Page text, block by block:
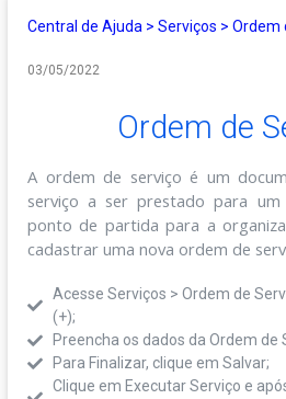
Central de Ajuda > Serviços > Ordem
03/05/2022
Ordem de
A ordem de serviço é um
serviço a ser prestado para
ponto de partida para a
cadastrar uma nova ordem de
Acesse Serviços > Ordem de
(+);
Preencha os dados da Ordem de
Para Finalizar, clique em Salvar;
Clique em Executar Serviço e